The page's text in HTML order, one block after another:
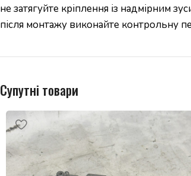
не затягуйте кріплення із надмірним
після монтажу виконайте контрольну
Супутні товари